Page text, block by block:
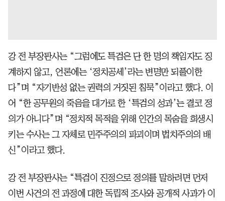
강 전 부장판사는 “그럼에도 특검은 단 한 명의 책임자도 징
계하지 않고, 언론에는 ‘정치공세’라는 변명만 되풀이한
다”며 “자기반성 없는 권력의 거짓된 침묵”이라고 했다. 이
어 “한 공무원의 죽음을 대가로 한 ‘특검의 성과’는 결코 정
의가 아니다”며 “정치적 목적을 위해 인간의 목숨을 희생시
키는 수사는 그 자체로 민주주의의 파괴이며 법치주의의 배
신”이라고 했다.
강 전 부장판사는 “특검이 진정으로 정의를 말하려면 먼저
이번 사건의 전 과정에 대한 독립적 조사와 공개적 사과가 이